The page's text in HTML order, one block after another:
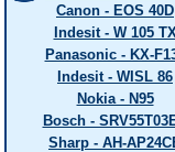
Canon - EOS 40D
Indesit - W 105
Panasonic - KX-
Indesit - WISL 86
Nokia - N95
Bosch -
Sharp - AH-